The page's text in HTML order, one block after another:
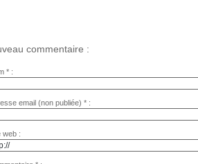
commentaire :
* :
email (non publiée) * :
web :